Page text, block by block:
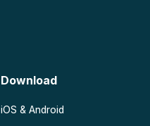
Download
iOS & Android